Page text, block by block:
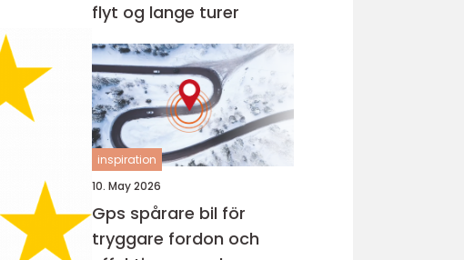
flyt og lange turer
inspiration
10. May 2026
Gps spårare bil för
tryggare fordon och